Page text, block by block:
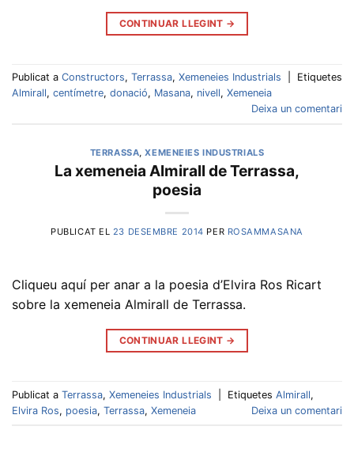
CONTINUAR LLEGINT →
Publicat a Constructors, Terrassa, Xemeneies Industrials
Etiquetes
Almirall, centímetre, donació, Masana, nivell, Xemeneia
Deixa un comentari
TERRASSA ,XEMENEIES INDUSTRIALS
La xemeneia Almirall de Terrassa,
poesia
PUBLICAT EL 23 DESEMBRE 2014 PER ROSAMMASANA
Cliqueu aquí per anar a la poesia d’Elvira Ros Ricart
sobre la xemeneia Almirall de Terrassa.
CONTINUAR LLEGINT →
Publicat a Terrassa, Xemeneies Industrials Etiquetes Almirall,
Elvira Ros, poesia, Terrassa, Xemeneia Deixa un comentari